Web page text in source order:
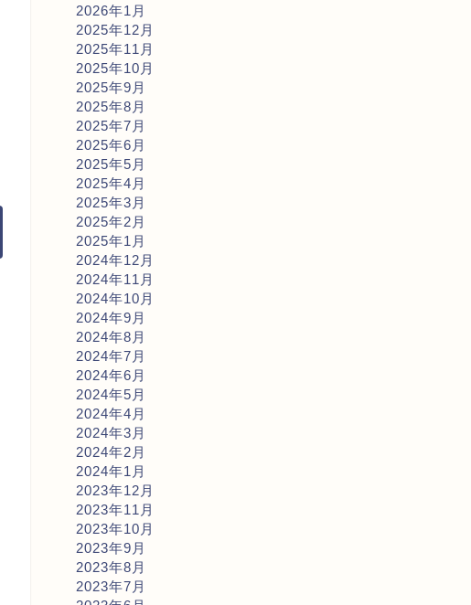
2026年1月
2025年12月
2025年11月
2025年10月
2025年9月
2025年8月
2025年7月
2025年6月
2025年5月
2025年4月
2025年3月
2025年2月
2025年1月
2024年12月
2024年11月
2024年10月
2024年9月
2024年8月
2024年7月
2024年6月
2024年5月
2024年4月
2024年3月
2024年2月
2024年1月
2023年12月
2023年11月
2023年10月
2023年9月
2023年8月
2023年7月